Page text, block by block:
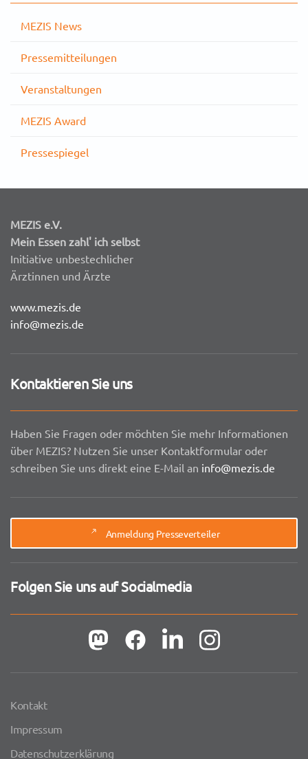
MEZIS News
Pressemitteilungen
Veranstaltungen
MEZIS Award
Pressespiegel
MEZIS e.V.
Mein Essen zahl' ich selbst
Initiative unbestechlicher
Ärztinnen und Ärzte
www.mezis.de
info@mezis.de
Kontaktieren Sie uns
Haben Sie Fragen oder möchten Sie mehr Informationen
über MEZIS? Nutzen Sie unser Kontaktformular oder
schreiben Sie uns direkt eine E-Mail an info@mezis.de
Anmeldung Presseverteiler
Folgen Sie uns auf Socialmedia
Kontakt
Impressum
Datenschutzerklärung